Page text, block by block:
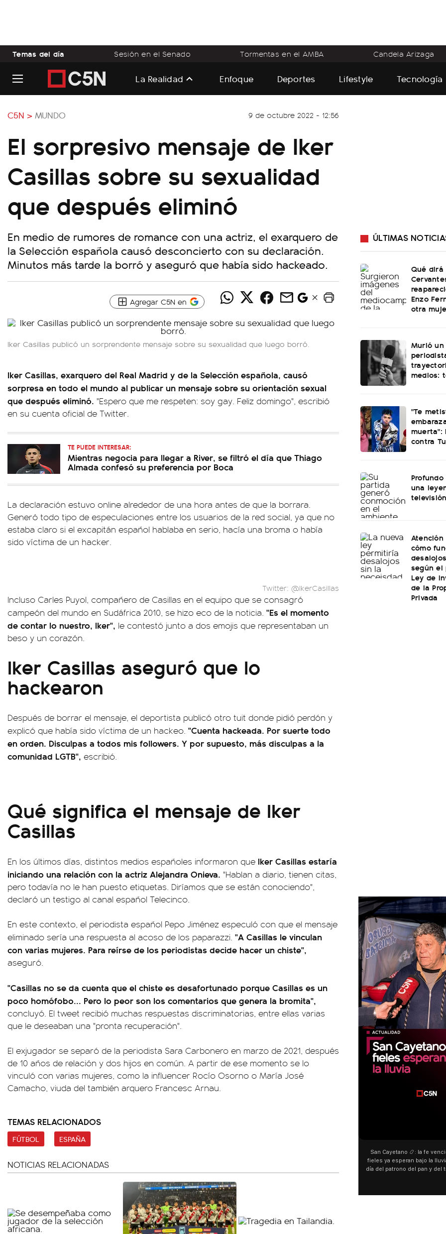
Temas del día Sesión en el Senado Tormentas en el AMBA Candela Arizaga
La Realidad Enfoque Deportes Lifestyle Tecnología
C5N > MUNDO 9 de octubre 2022 - 12:56
El sorpresivo mensaje de Iker
Casillas sobre su sexualidad
que después eliminó
En medio de rumores de romance con una actriz, el exarquero de
la Selección española causó desconcierto con su declaración.
Minutos más tarde la borró y aseguró que había sido hackeado.
Agregar C5N en
Iker Casillas publicó un sorprendente mensaje sobre su sexualidad que luego borró.
Iker Casillas, exarquero del Real Madrid y de la Selección española, causó
sorpresa en todo el mundo al publicar un mensaje sobre su orientación sexual
que después eliminó. "Espero que me respeten: soy gay. Feliz domingo", escribió
en su cuenta oficial de Twitter.
TE PUEDE INTERESAR:
Mientras negocia para llegar a River, se filtró el día que Thiago
Almada confesó su preferencia por Boca
La declaración estuvo online alrededor de una hora antes de que la borrara.
Generó todo tipo de especulaciones entre los usuarios de la red social, ya que no
estaba claro si el excapitán español hablaba en serio, hacía una broma o había
sido víctima de un hacker.
Twitter: @IkerCasillas
Incluso Carles Puyol, compañero de Casillas en el equipo que se consagró
campeón del mundo en Sudáfrica 2010, se hizo eco de la noticia. "Es el momento
de contar lo nuestro, Iker", le contestó junto a dos emojis que representaban un
beso y un corazón.
Iker Casillas aseguró que lo
hackearon
Después de borrar el mensaje, el deportista publicó otro tuit donde pidió perdón y
explicó que había sido víctima de un hackeo. "Cuenta hackeada. Por suerte todo
en orden. Disculpas a todos mis followers. Y por supuesto, más disculpas a la
comunidad LGTB", escribió.
Qué significa el mensaje de Iker
Casillas
En los últimos días, distintos medios españoles informaron que Iker Casillas estaría
iniciando una relación con la actriz Alejandra Onieva. "Hablan a diario, tienen citas,
pero todavía no le han puesto etiquetas. Diríamos que se están conociendo",
declaró un testigo al canal español Telecinco.
En este contexto, el periodista español Pepo Jiménez especuló con que el mensaje
eliminado sería una respuesta al acoso de los paparazzi. "A Casillas le vinculan
con varias mujeres. Para reírse de los periodistas decide hacer un chiste",
aseguró.
"Casillas no se da cuenta que el chiste es desafortunado porque Casillas es un
poco homófobo... Pero lo peor son los comentarios que genera la bromita",
concluyó. El tweet recibió muchas respuestas discriminatorias, entre ellas varias
que le deseaban una "pronta recuperación".
El exjugador se separó de la periodista Sara Carbonero en marzo de 2021, después
de 10 años de relación y dos hijos en común. A partir de ese momento se lo
vinculó con varias mujeres, como la influencer Rocío Osorno o María José
Camacho, viuda del también arquero Francesc Arnau.
TEMAS RELACIONADOS
FÚTBOL ESPAÑA
NOTICIAS RELACIONADAS
ÚLTIMAS
Qué dirá
Enzo
otra
Murió
medios:
"Te
muerta":
contra
una
cómo
según el
Ley de
de la
Privada
“Preferís la joda y yo
¿Indirecta para Luck Ra? La
"Te vi", su nueva
encontrar similitudes entre
declaraciones que hizo tras